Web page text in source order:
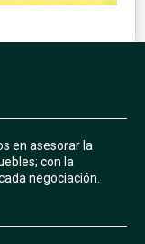
en asesorar la
con la
negociación.